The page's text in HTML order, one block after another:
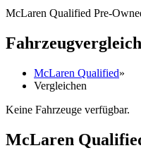
McLaren Qualified Pre-
Fahrzeugvergleich
McLaren Qualified»
Vergleichen
Keine Fahrzeuge verfügbar.
McLaren